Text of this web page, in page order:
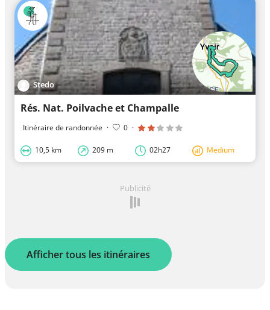
Stedo
Rés. Nat. Poilvache et Champalle
Itinéraire de randonnée · 0 ·
10,5 km 209 m 02h27 Medium
Publicité
Afficher tous les itinéraires